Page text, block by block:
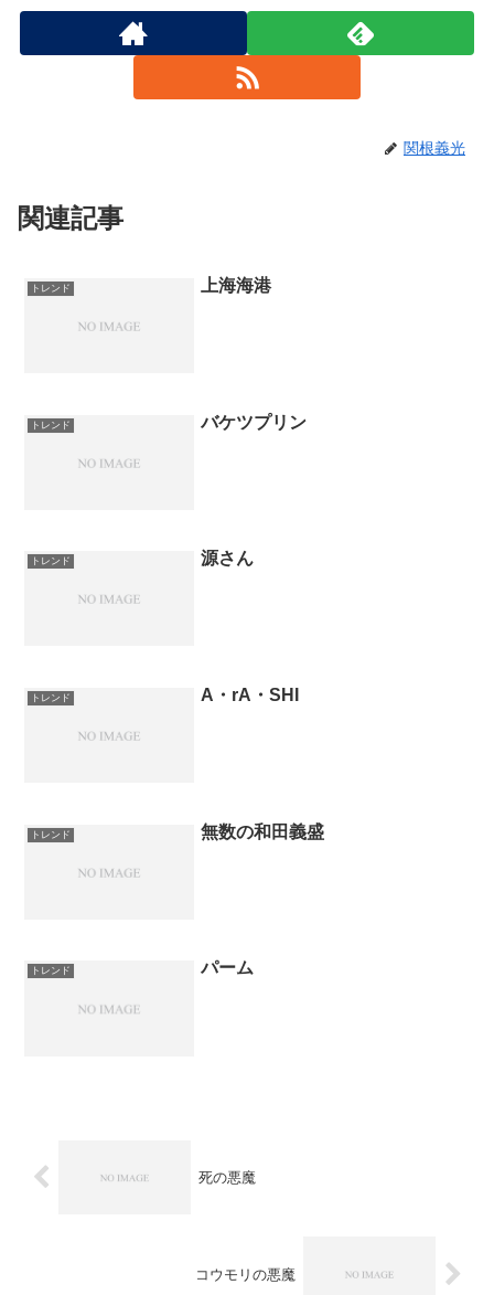
関根義光
関連記事
トレンド 上海海港
トレンド バケツプリン
トレンド 源さん
トレンド A・rA・SHI
トレンド 無数の和田義盛
トレンド パーム
死の悪魔
コウモリの悪魔